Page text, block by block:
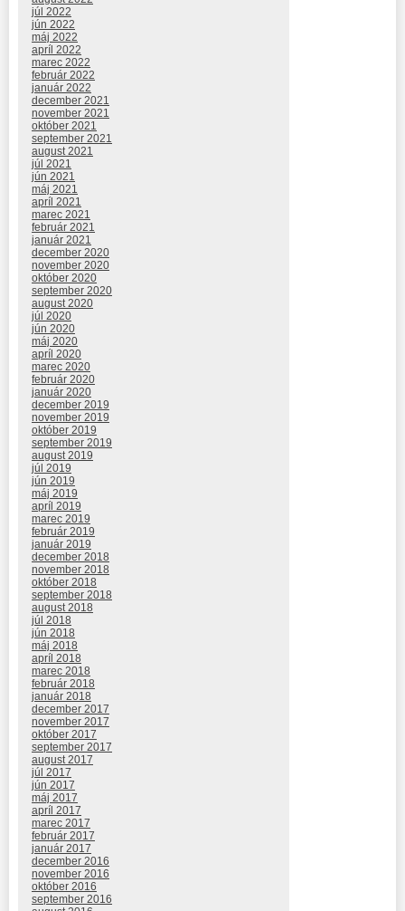
júl 2022
jún 2022
máj 2022
apríl 2022
marec 2022
február 2022
január 2022
december 2021
november 2021
október 2021
september 2021
august 2021
júl 2021
jún 2021
máj 2021
apríl 2021
marec 2021
február 2021
január 2021
december 2020
november 2020
október 2020
september 2020
august 2020
júl 2020
jún 2020
máj 2020
apríl 2020
marec 2020
február 2020
január 2020
december 2019
november 2019
október 2019
september 2019
august 2019
júl 2019
jún 2019
máj 2019
apríl 2019
marec 2019
február 2019
január 2019
december 2018
november 2018
október 2018
september 2018
august 2018
júl 2018
jún 2018
máj 2018
apríl 2018
marec 2018
február 2018
január 2018
december 2017
november 2017
október 2017
september 2017
august 2017
júl 2017
jún 2017
máj 2017
apríl 2017
marec 2017
február 2017
január 2017
december 2016
november 2016
október 2016
september 2016